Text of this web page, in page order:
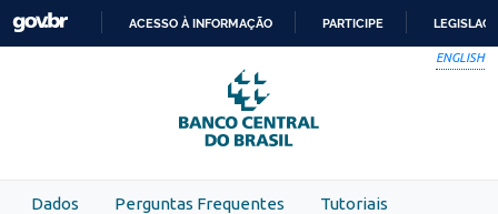
Skip to main content
PARA
O
CONTEÚDO
ACESSO À INFORMAÇÃO PARTICIPE
ENGLISH
Dados Perguntas Frequentes Tutoriais